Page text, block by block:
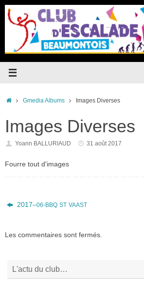
Passer
contenu
Accueil
Gmedia Albums Images Diverses
Images Diverses
Yoann BALLURIAUD 31 août 2017
Fourre tout d'images
2017–06-BBQ ST VAAST
Les commentaires sont fermés.
L'actu du club…